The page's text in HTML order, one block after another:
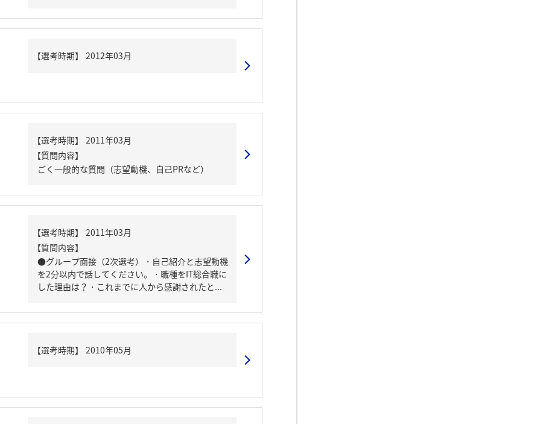
【質問内容】
ごく一般的な質問（志望動機、自己PRなど）
【質問内容】
●グループ面接（2次選考）・自己紹介と志望動機
を2分以内で話してください。・職種をIT総合職に
した理由は？・これまでに人から感謝されたと...